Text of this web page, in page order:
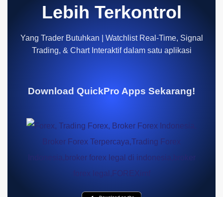
Lebih Terkontrol
Yang Trader Butuhkan | Watchlist Real-Time, Signal
Trading, & Chart Interaktif dalam satu aplikasi
Download QuickPro Apps Sekarang!